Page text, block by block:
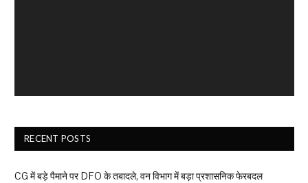
RECENT POSTS
CG में बड़े पैमाने पर DFO के तबादले, वन विभाग में बड़ा प्रशासनिक फेरबदल